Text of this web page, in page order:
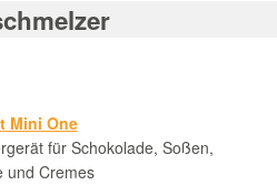
Mini One
für Schokolade, Soßen,
und Cremes